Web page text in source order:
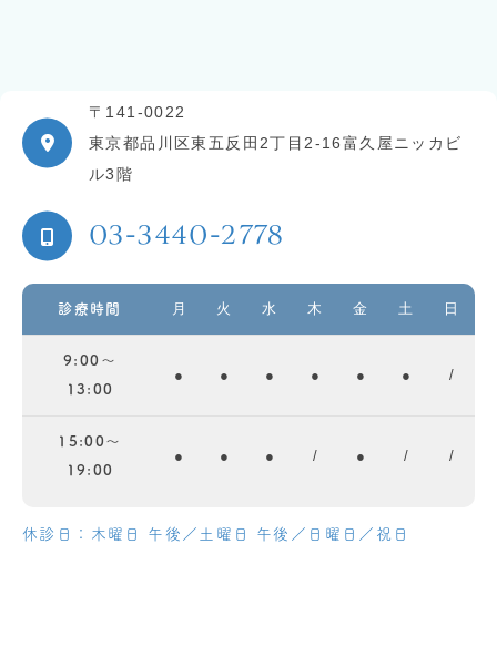
〒141-0022
東京都品川区東五反田2丁目2-16富久屋ニッカビ
ル3階
03-3440-2778
診療時間 月 火 水 木 金 土 日
9:00～
13:00
● ● ● ● ● ● /
15:00～
19:00
● ● ● / ● / /
休診日：木曜日 午後／土曜日 午後／日曜日／祝日